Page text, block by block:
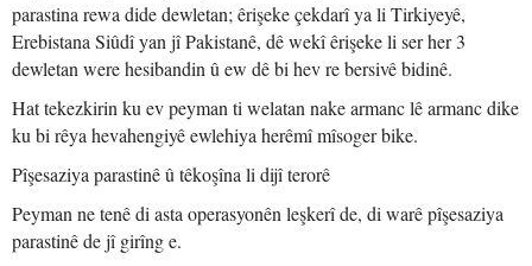
parastina rewa dide dewletan; êrişeke çekdarî ya li Tirkiyeyê,
Erebistana Siûdî yan jî Pakistanê, dê wekî êrişeke li ser her 3
dewletan were hesibandin û ew dê bi hev re bersivê bidinê.
Hat tekezkirin ku ev peyman ti welatan nake armanc lê armanc dike
ku bi rêya hevahengiyê ewlehiya herêmî mîsoger bike.
Pîşesaziya parastinê û têkoşîna li dijî terorê
Peyman ne tenê di asta operasyonên leşkerî de, di warê pîşesaziya
parastinê de jî girîng e.